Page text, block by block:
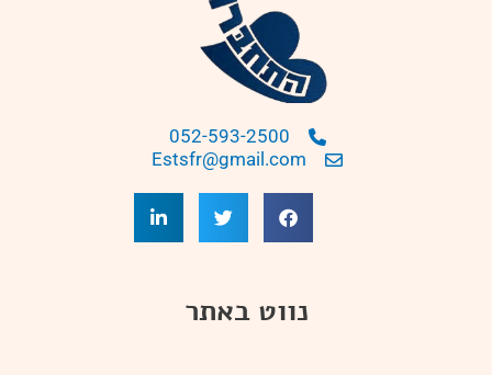
052-593-2500
Estsfr@gmail.com
נווט באתר